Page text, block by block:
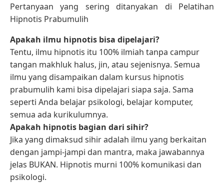
Pertanyaan yang sering ditanyakan di Pelatihan
Hipnotis Prabumulih
Apakah ilmu hipnotis bisa dipelajari?
Tentu, ilmu hipnotis itu 100% ilmiah tanpa campur
tangan makhluk halus, jin, atau sejenisnya. Semua
ilmu yang disampaikan dalam kursus hipnotis
prabumulih kami bisa dipelajari siapa saja. Sama
seperti Anda belajar psikologi, belajar komputer,
semua ada kurikulumnya.
Apakah hipnotis bagian dari sihir?
Jika yang dimaksud sihir adalah ilmu yang berkaitan
dengan jampi-jampi dan mantra, maka jawabannya
jelas BUKAN. Hipnotis murni 100% komunikasi dan
psikologi.